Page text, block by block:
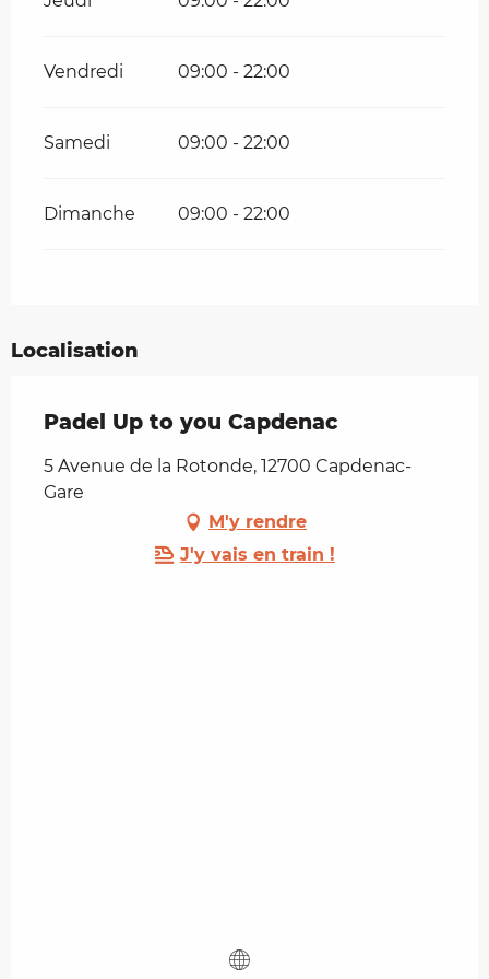
Vendredi 09:00 - 22:00
Samedi 09:00 - 22:00
Dimanche 09:00 - 22:00
Localisation
Padel Up to you Capdenac
5 Avenue de la Rotonde, 12700 Capdenac-
Gare
M'y rendre
J'y vais en train !